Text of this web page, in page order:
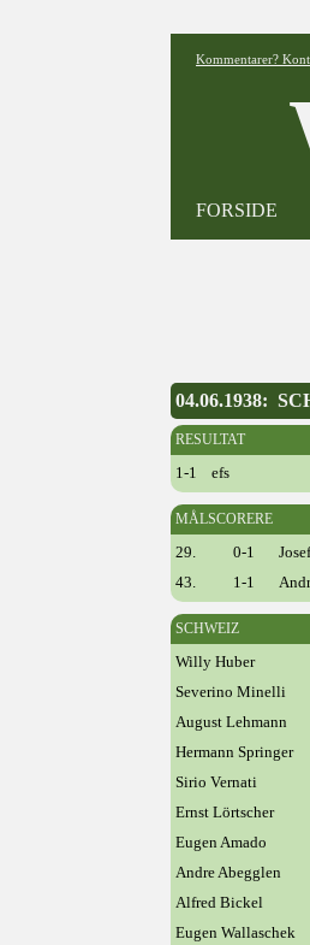
Kommentarer?
FORSIDE
04.06.1938:
RESULTAT
1-1 efs
MÅLSCORERE
29. 0-1
43.
1-1
SCHWEIZ
Willy Huber
Severino Minelli
August Lehmann
Hermann Springer
Sirio Vernati
Ernst Lörtscher
Eugen Amado
Andre Abegglen
Alfred Bickel
Eugen Wallaschek